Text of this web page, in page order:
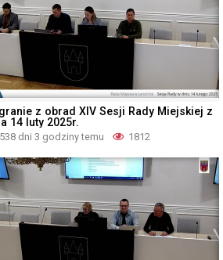
z obrad XIV Sesji Rady Miejskiej z
14 luty 2025r.
538 dni 3 godziny temu 1812